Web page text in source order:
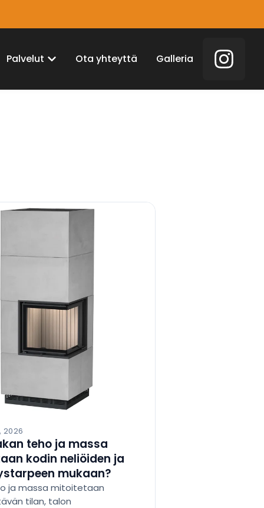
Palvelut Ota yhteyttä Galleria
2026
teho ja massa
kodin neliöiden ja
mukaan?
ja massa mitoitetaan
tilan, talon